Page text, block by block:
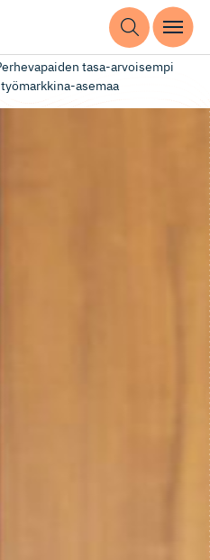
tasa-arvoisempi
asemaa